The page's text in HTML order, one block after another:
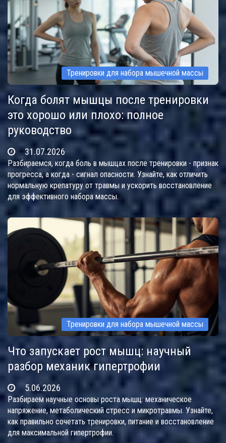
Тренировки для набора мышечной массы
Когда болят мышцы после тренировки
это хорошо или плохо: полное
руководство
31.07.2026
Разбираемся, когда боль в мышцах после тренировки - признак
прогресса, а когда - сигнал опасности. Узнайте, как отличить
нормальную крепатуру от травмы и ускорить восстановление
для эффективного набора массы.
Тренировки для набора мышечной массы
Что запускает рост мышц: научный
разбор механик гипертрофии
5.06.2026
Разбираем научные основы роста мышц: механическое
напряжение, метаболический стресс и микротравмы. Узнайте,
как правильно сочетать тренировки, питание и восстановление
для максимальной гипертрофии.